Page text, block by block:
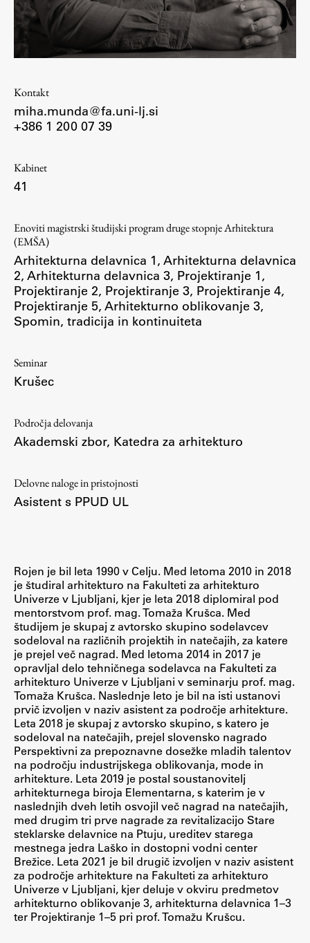
Študij
Predstavitev študija
Študentske informacije
Zaključek študija
Mednarodne izmenjave
Študijske prakse
Spletna učilnica
ŠIS (EN)
Aktualno
Obvestila
Novice
Raziskovanje
Raziskovalni projekti
Dosežki
Inštituti
Svetlobni LAB
Delo
Seminarji
Seminarske teme
Gostujoči profesor
Delavnice
Študentski projekti
Ekskurzije
Kontakt
miha.munda@fa.uni-lj.si
+386 1 200 07 39
Kabinet
41
Enoviti magistrski študijski program druge stopnje Arhitektura
(EMŠA)
Arhitekturna delavnica 1, Arhitekturna delavnica
2, Arhitekturna delavnica 3, Projektiranje 1,
Projektiranje 2, Projektiranje 3, Projektiranje 4,
Projektiranje 5, Arhitekturno oblikovanje 3,
Spomin, tradicija in kontinuiteta
Seminar
Krušec
Področja delovanja
Akademski zbor, Katedra za arhitekturo
Delovne naloge in pristojnosti
Asistent s PPUD UL
Rojen je bil leta 1990 v Celju. Med letoma 2010 in 2018
je študiral arhitekturo na Fakulteti za arhitekturo
Univerze v Ljubljani, kjer je leta 2018 diplomiral pod
mentorstvom prof. mag. Tomaža Krušca. Med
študijem je skupaj z avtorsko skupino sodelavcev
sodeloval na različnih projektih in natečajih, za katere
je prejel več nagrad. Med letoma 2014 in 2017 je
opravljal delo tehničnega sodelavca na Fakulteti za
arhitekturo Univerze v Ljubljani v seminarju prof. mag.
Tomaža Krušca. Naslednje leto je bil na isti ustanovi
prvič izvoljen v naziv asistent za področje arhitekture.
Leta 2018 je skupaj z avtorsko skupino, s katero je
sodeloval na natečajih, prejel slovensko nagrado
Perspektivni za prepoznavne dosežke mladih talentov
na področju industrijskega oblikovanja, mode in
arhitekture. Leta 2019 je postal soustanovitelj
arhitekturnega biroja Elementarna, s katerim je v
naslednjih dveh letih osvojil več nagrad na natečajih,
med drugim tri prve nagrade za revitalizacijo Stare
steklarske delavnice na Ptuju, ureditev starega
mestnega jedra Laško in dostopni vodni center
Brežice. Leta 2021 je bil drugič izvoljen v naziv asistent
za področje arhitekture na Fakulteti za arhitekturo
Univerze v Ljubljani, kjer deluje v okviru predmetov
arhitekturno oblikovanje 3, arhitekturna delavnica 1–3
ter Projektiranje 1–5 pri prof. Tomažu Krušcu.